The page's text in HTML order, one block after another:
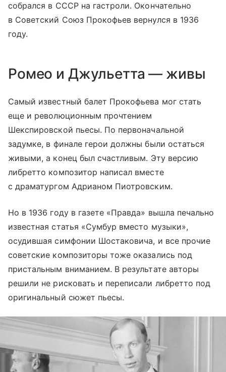
собрался в СССР на гастроли. Окончательно
в Советский Союз Прокофьев вернулся в 1936
году.
Ромео и Джульетта — живы
Самый известный балет Прокофьева мог стать
еще и революционным прочтением
Шекспировской пьесы. По первоначальной
задумке, в финале герои должны были остаться
живыми, а конец был счастливым. Эту версию
либретто композитор написал вместе
с драматургом Адрианом Пиотровским.
Но в 1936 году в газете «Правда» вышла печально
известная статья «Сумбур вместо музыки»,
осудившая симфонии Шостаковича, и все прочие
советские композиторы тоже оказались под
пристальным вниманием. В результате авторы
решили не рисковать и переписали либретто под
оригинальный сюжет пьесы.